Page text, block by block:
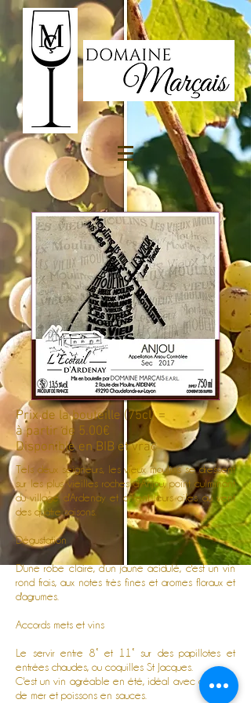
Prix de la bouteille (75cl) =
à partir de 5.00€
Disponible en BIB et vrac
Tels deux seigneurs, les vieux moulins se dressent
sur les plus vieilles roches d’Anjou, point culminant
du village d'Ardenay et offrent leurs ailes au vent
des quatre saisons.
Dégustation
D'une robe claire, d’un jaune acidulé, c'est un vin
rond frais, aux notes très fines et aromes floraux et
d'agrumes.
Accords mets et vins
Le servir entre 8° et 11° sur des papillotes et
entrées chaudes, ou coquilles St Jacques.
C'est un vin agréable en été, idéal avec des fruits
de mer et poissons en sauces.